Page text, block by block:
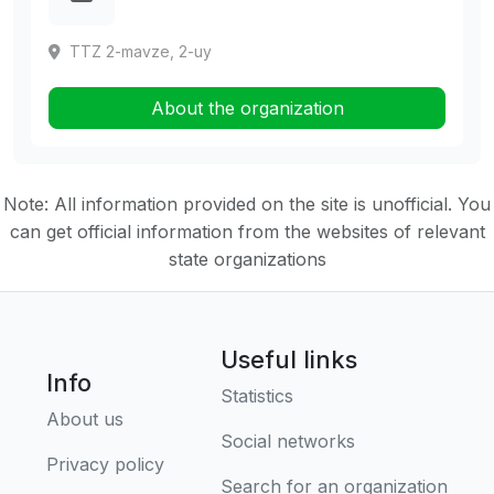
TTZ 2-mavze, 2-uy
About the organization
Note: All information provided on the site is unofficial. You
can get official information from the websites of relevant
state organizations
Info
About us
Privacy policy
Useful links
Statistics
Social networks
Search for an organization